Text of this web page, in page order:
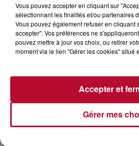
3 août 2026
SOIRÉE DJ PLAYA
Vous pouvez accepter en cliquant sur
sélectionnant les finalités et/ou partenaires
Vous pouvez également refuser en cliquant
accepter". Vos préférences ne
pouvez mettre à jour vos choix, ou retirer
moment via le lien "Gérer les cookies" situé
Gérer mes
Accepter et